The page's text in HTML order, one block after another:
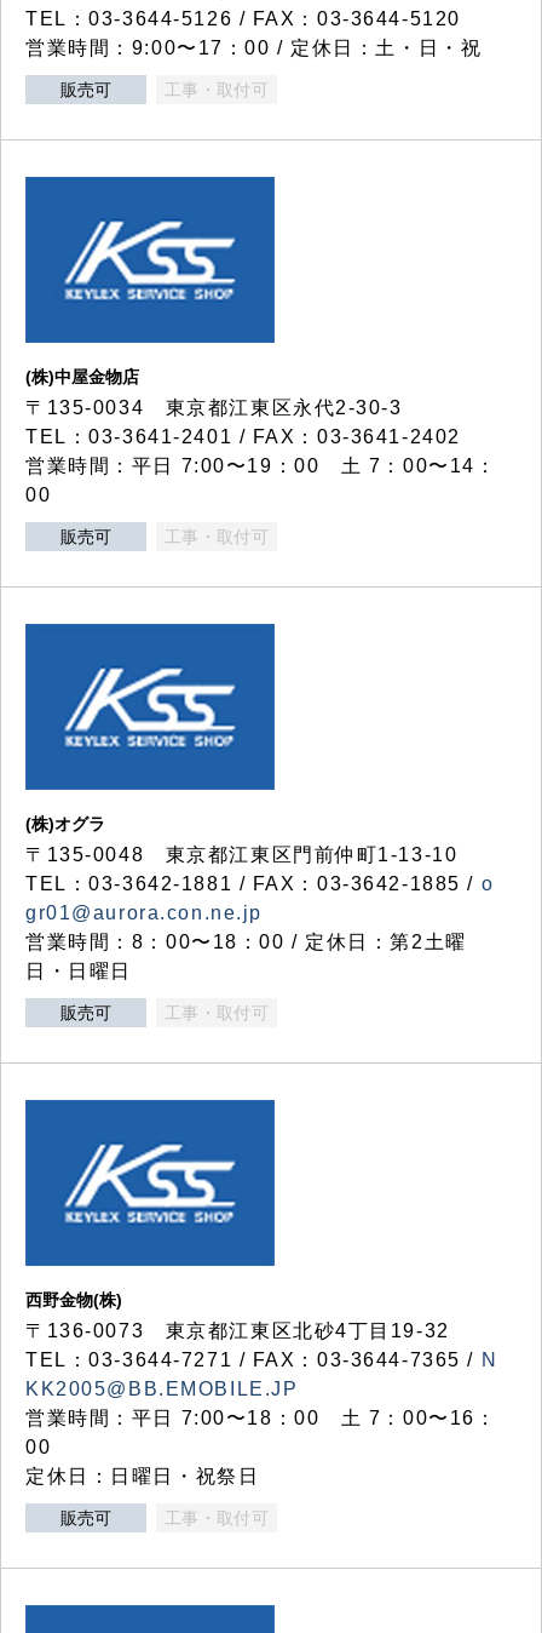
TEL：03-3644-5126 / FAX：03-3644-5120
営業時間：9:00〜17：00 / 定休日：土・日・祝
販売可 工事・取付可
(株)中屋金物店
〒135-0034 東京都江東区永代2-30-3
TEL：03-3641-2401 / FAX：03-3641-2402
営業時間：平日 7:00〜19：00 土 7：00〜14：
00
販売可 工事・取付可
(株)オグラ
〒135-0048 東京都江東区門前仲町1-13-10
TEL：03-3642-1881 / FAX：03-3642-1885 / o
gr01@aurora.con.ne.jp
営業時間：8：00〜18：00 / 定休日：第2土曜
日・日曜日
販売可 工事・取付可
西野金物(株)
〒136-0073 東京都江東区北砂4丁目19-32
TEL：03‐3644‐7271 / FAX：03-3644-7365 / N
KK2005@BB.EMOBILE.JP
営業時間：平日 7:00〜18：00 土 7：00〜16：
00
定休日：日曜日・祝祭日
販売可 工事・取付可